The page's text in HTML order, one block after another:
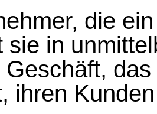
die
sie in
Geschäft,
ihren